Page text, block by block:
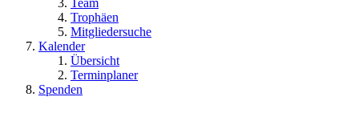
Team
Trophäen
Mitgliedersuche
Kalender
Übersicht
Terminplaner
Spenden